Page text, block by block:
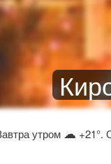
утром ☁ +21°.